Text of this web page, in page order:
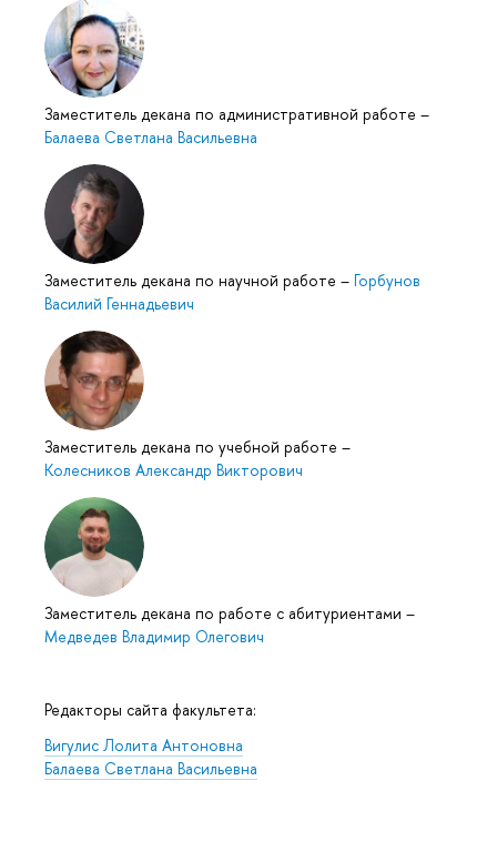
Заместитель декана по административной работе –
Балаева Светлана Васильевна
Заместитель декана по научной работе – Горбунов
Василий Геннадьевич
Заместитель декана по учебной работе –
Колесников Александр Викторович
Заместитель декана по работе с абитуриентами –
Медведев Владимир Олегович
Редакторы сайта факультета:
Вигулис Лолита Антоновна
Балаева Светлана Васильевна